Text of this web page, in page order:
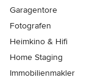
Garagentore
Fotografen
Heimkino & Hifi
Home Staging
Immobilienmakler